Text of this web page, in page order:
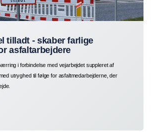
tilladt - skaber farlige
asfaltarbejdere
i forbindelse med vejarbejdet suppleret af
utryghed til følge for asfaltmedarbejderne, der